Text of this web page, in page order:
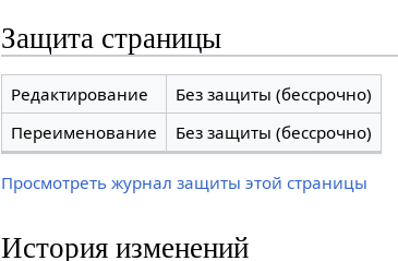
Защита страницы
Редактирование
Без защиты (бессрочно)
Переименование
Без защиты (бессрочно)
Просмотреть журнал защиты этой страницы
История изменений